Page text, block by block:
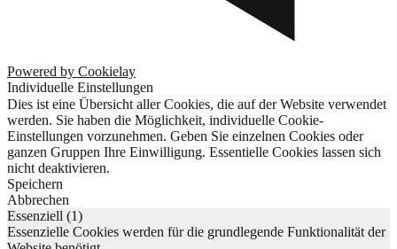
Powered by Cookielay
Individuelle Einstellungen
Dies ist eine Übersicht aller Cookies, die auf der Website verwendet
werden. Sie haben die Möglichkeit, individuelle Cookie-
Einstellungen vorzunehmen. Geben Sie einzelnen Cookies oder
ganzen Gruppen Ihre Einwilligung. Essentielle Cookies lassen sich
nicht deaktivieren.
Speichern
Abbrechen
Essenziell (1)
Essenzielle Cookies werden für die grundlegende Funktionalität der